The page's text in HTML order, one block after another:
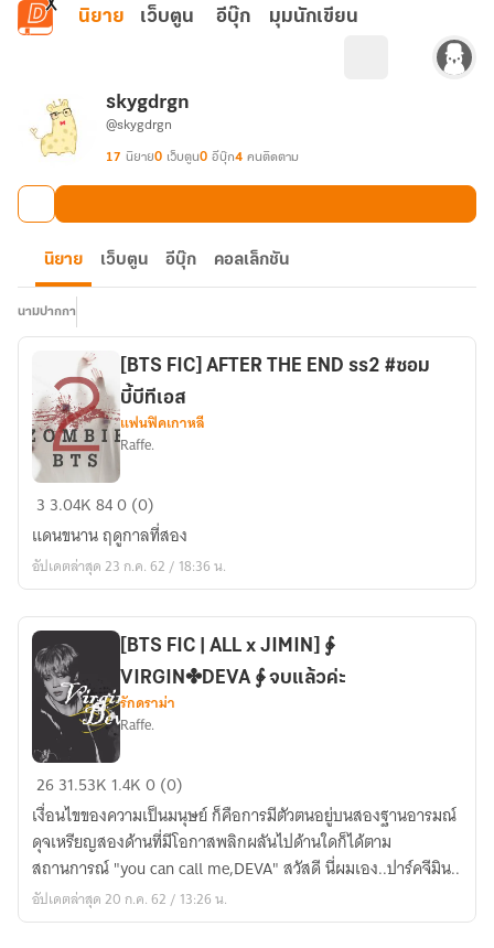
ข้ามไปยังเนื้อหาหลัก
นิยาย เว็บตูน อีบุ๊ก มุมนักเขียน
skygdrgn
@skygdrgn
17 นิยาย0 เว็บตูน0 อีบุ๊ก4 คนติดตาม
นิยาย เว็บตูน อีบุ๊ก คอลเล็กชัน
นามปากกา
[BTS
AFTER
THE
ss2
#ซอม
บี้
บี
เอส
[BTS FIC] AFTER THE END ss2 #ซอม
บี้บีทีเอส
แฟนฟิคเกาหลี
Raffe.
3 3.04K840 (0)
แดนขนาน ฤดูกาลที่สอง
อัปเดตล่าสุด 23 ก.ค. 62 / 18:36 น.
[BTS
FIC
|
ALL
x
JIMIN]
[BTS FIC | ALL x JIMIN] ∲
VIRGIN✤DEVA ∲ จบแล้วค่ะ
รักดราม่า
Raffe.
2631.53K 1.4K0 (0)
เงื่อนไขของความเป็นมนุษย์ ก็คือการมีตัวตนอยู่บนสองฐานอารมณ์
ดุจเหรียญสองด้านที่มีโอกาสพลิกผลันไปด้านใดก็ได้ตาม
สถานการณ์ "you can call me,DEVA" สวัสดี นี่ผมเอง..ปาร์คจีมิน..
อัปเดตล่าสุด 20 ก.ค. 62 / 13:26 น.